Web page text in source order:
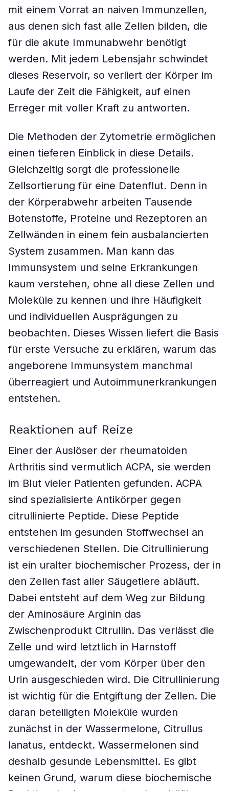
mit einem Vorrat an naiven Immunzellen,
aus denen sich fast alle Zellen bilden, die
für die akute Immunabwehr benötigt
werden. Mit jedem Lebensjahr schwindet
dieses Reservoir, so verliert der Körper im
Laufe der Zeit die Fähigkeit, auf einen
Erreger mit voller Kraft zu antworten.
Die Methoden der Zytometrie ermöglichen
einen tieferen Einblick in diese Details.
Gleichzeitig sorgt die professionelle
Zellsortierung für eine Datenflut. Denn in
der Körperabwehr arbeiten Tausende
Botenstoffe, Proteine und Rezeptoren an
Zellwänden in einem fein ausbalancierten
System zusammen. Man kann das
Immunsystem und seine Erkrankungen
kaum verstehen, ohne all diese Zellen und
Moleküle zu kennen und ihre Häufigkeit
und individuellen Ausprägungen zu
beobachten. Dieses Wissen liefert die Basis
für erste Versuche zu erklären, warum das
angeborene Immunsystem manchmal
überreagiert und Autoimmunerkrankungen
entstehen.
Reaktionen auf Reize
Einer der Auslöser der rheumatoiden
Arthritis sind vermutlich ACPA, sie werden
im Blut vieler Patienten gefunden. ACPA
sind spezialisierte Antikörper gegen
citrullinierte Peptide. Diese Peptide
entstehen im gesunden Stoffwechsel an
verschiedenen Stellen. Die Citrullinierung
ist ein uralter biochemischer Prozess, der in
den Zellen fast aller Säugetiere abläuft.
Dabei entsteht auf dem Weg zur Bildung
der Aminosäure Arginin das
Zwischenprodukt Citrullin. Das verlässt die
Zelle und wird letztlich in Harnstoff
umgewandelt, der vom Körper über den
Urin ausgeschieden wird. Die Citrullinierung
ist wichtig für die Entgiftung der Zellen. Die
daran beteiligten Moleküle wurden
zunächst in der Wassermelone, Citrullus
lanatus, entdeckt. Wassermelonen sind
deshalb gesunde Lebensmittel. Es gibt
keinen Grund, warum diese biochemische